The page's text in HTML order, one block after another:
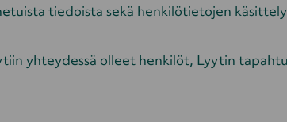
tiedoista sekä henkilötietojen
yhteydessä olleet henkilöt, Lyytin